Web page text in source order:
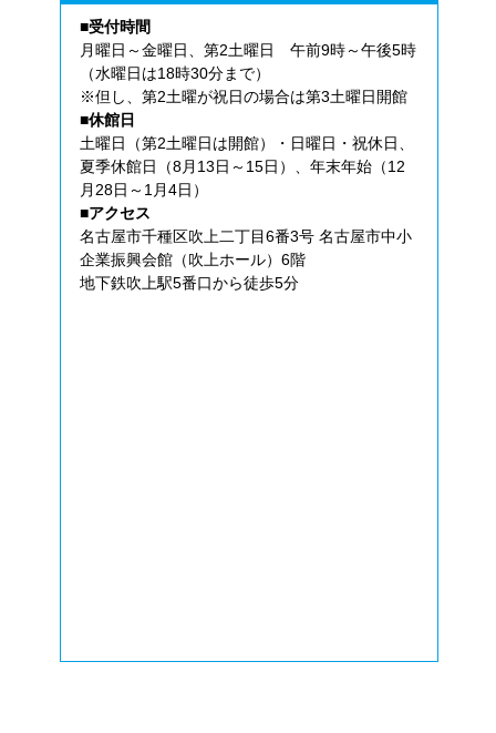
■受付時間
月曜日～金曜日、第2土曜日 午前9時～午後5時
（水曜日は18時30分まで）
※但し、第2土曜が祝日の場合は第3土曜日開館
■休館日
土曜日（第2土曜日は開館）・日曜日・祝休日、
夏季休館日（8月13日～15日）、年末年始（12
月28日～1月4日）
■アクセス
名古屋市千種区吹上二丁目6番3号 名古屋市中小
企業振興会館（吹上ホール）6階
地下鉄吹上駅5番口から徒歩5分